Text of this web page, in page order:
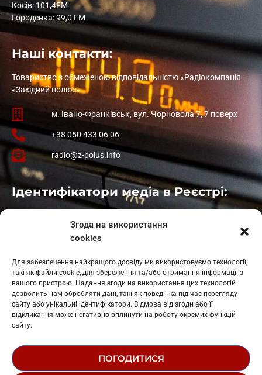
Згода на використання
cookies
Для забезпечення найкращого досвіду ми використовуємо технології,
такі як файли cookie, для збереження та/або отримання інформації з
вашого пристрою. Надання згоди на використання цих технологій
дозволить нам обробляти дані, такі як поведінка під час перегляду
сайту або унікальні ідентифікатори. Відмова від згоди або її
відкликання може негативно вплинути на роботу окремих функцій
сайту.
ПОГОДИТИСЯ
Косів: 101,4FM
Городенка: 99,0 FM
Наші контакти:
Товариство з обмеженою відповідальністю «Радіокомпанія
«Західний полюс»
м. Івано-Франківськ, вул. Чорновола 7, 7 поверх
+38 050 433 06 06
radio@z-polus.info
Ідентифікатори медіа в Реєстрі:
: L11-01410
: L11-01801
Косів: L11-01805
Гарасимів: L11-02274